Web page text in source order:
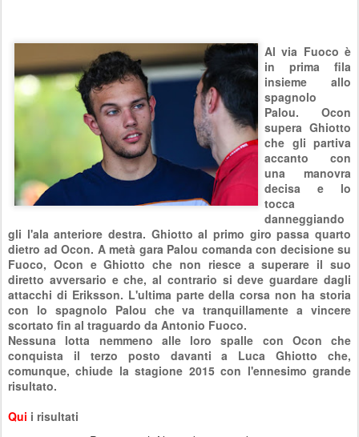
Al via Fuoco è
in prima fila
insieme allo
spagnolo
Palou. Ocon
supera Ghiotto
che gli partiva
accanto con
una manovra
decisa e lo
tocca
danneggiando
gli l'ala anteriore destra. Ghiotto al primo giro passa quarto
dietro ad Ocon. A metà gara Palou comanda con decisione su
Fuoco, Ocon e Ghiotto che non riesce a superare il suo
diretto avversario e che, al contrario si deve guardare dagli
attacchi di Eriksson. L'ultima parte della corsa non ha storia
con lo spagnolo Palou che va tranquillamente a vincere
scortato fin al traguardo da Antonio Fuoco.
Nessuna lotta nemmeno alle loro spalle con Ocon che
conquista il terzo posto davanti a Luca Ghiotto che,
comunque, chiude la stagione 2015 con l'ennesimo grande
risultato.
Qui i risultati